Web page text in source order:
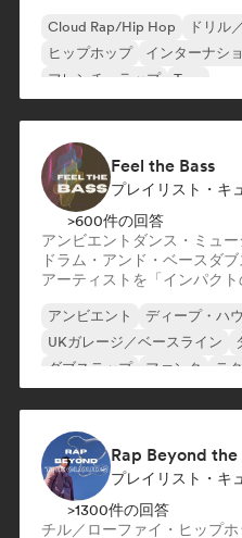
Cloud Rap/Hip Hop ドリル
ヒップホップ
インターナシ
フレンチ・ラップ
Trap
Feel the Bass
プレイリスト・キ
>600件の回答
アンビエント ダンス・ミュー
ドラム・アンド・ベース ダ
アーティストを「インパク
アンビエント ディープ・ハ
UKガレージ／ベースライン
ダブステップ
ファンク テ
Rap Beyond
プレイリスト・キ
>1300件の回答
チル／ローファイ・ヒップ